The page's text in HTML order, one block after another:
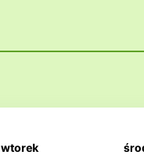
wtorek